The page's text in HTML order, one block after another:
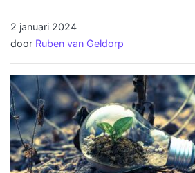
2 januari 2024
door Ruben van Geldorp